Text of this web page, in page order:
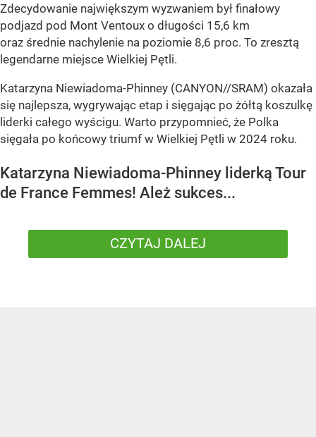
Zdecydowanie największym wyzwaniem był finałowy
podjazd pod Mont Ventoux o długości 15,6 km
oraz średnie nachylenie na poziomie 8,6 proc. To zresztą
legendarne miejsce Wielkiej Pętli.
Katarzyna Niewiadoma-Phinney (CANYON//SRAM) okazała
się najlepsza, wygrywając etap i sięgając po żółtą koszulkę
liderki całego wyścigu. Warto przypomnieć, że Polka
sięgała po końcowy triumf w Wielkiej Pętli w 2024 roku.
Katarzyna Niewiadoma-Phinney liderką Tour
de France Femmes! Ależ sukces...
CZYTAJ DALEJ